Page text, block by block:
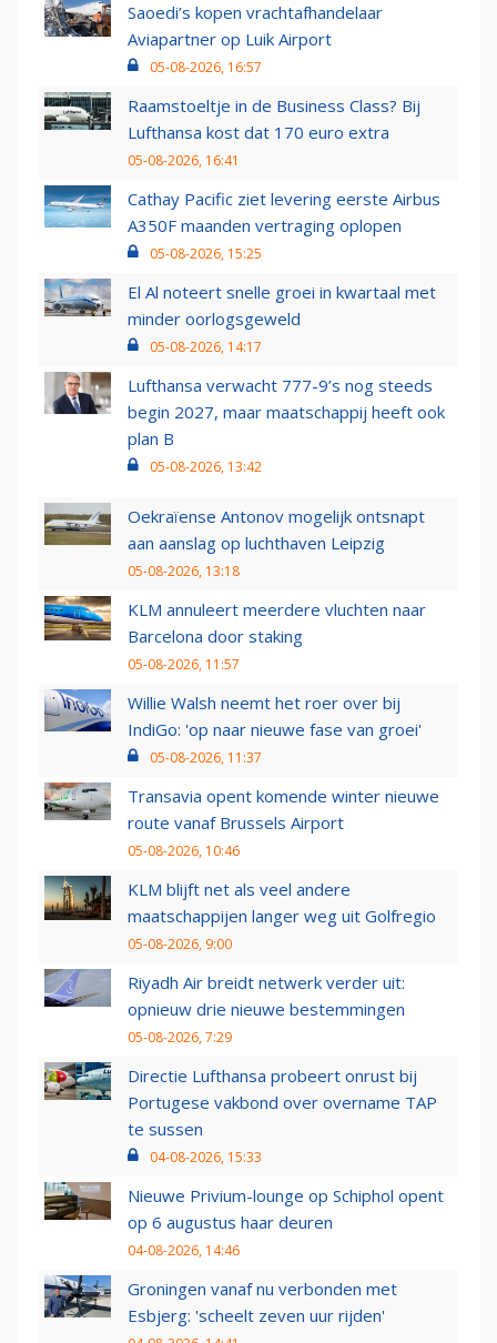
Saoedi’s kopen vrachtafhandelaar
Aviapartner op Luik Airport
05-08-2026, 16:57
Raamstoeltje in de Business Class? Bij
Lufthansa kost dat 170 euro extra
05-08-2026, 16:41
Cathay Pacific ziet levering eerste Airbus
A350F maanden vertraging oplopen
05-08-2026, 15:25
El Al noteert snelle groei in kwartaal met
minder oorlogsgeweld
05-08-2026, 14:17
Lufthansa verwacht 777-9’s nog steeds
begin 2027, maar maatschappij heeft ook
plan B
05-08-2026, 13:42
Oekraïense Antonov mogelijk ontsnapt
aan aanslag op luchthaven Leipzig
05-08-2026, 13:18
KLM annuleert meerdere vluchten naar
Barcelona door staking
05-08-2026, 11:57
Willie Walsh neemt het roer over bij
IndiGo: 'op naar nieuwe fase van groei'
05-08-2026, 11:37
Transavia opent komende winter nieuwe
route vanaf Brussels Airport
05-08-2026, 10:46
KLM blijft net als veel andere
maatschappijen langer weg uit Golfregio
05-08-2026, 9:00
Riyadh Air breidt netwerk verder uit:
opnieuw drie nieuwe bestemmingen
05-08-2026, 7:29
Directie Lufthansa probeert onrust bij
Portugese vakbond over overname TAP
te sussen
04-08-2026, 15:33
Nieuwe Privium-lounge op Schiphol opent
op 6 augustus haar deuren
04-08-2026, 14:46
Groningen vanaf nu verbonden met
Esbjerg: 'scheelt zeven uur rijden'